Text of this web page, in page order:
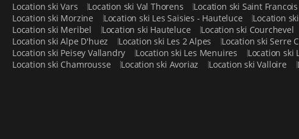
Location ski Vars Location ski Val Thorens
Location ski Saint
Location ski Morzine
Location ski Les Saisies - Hauteluce
Location
Location ski Meribel
Location ski Hauteluce Location ski Courchevel
Location ski Alpe D'huez
Location ski Les 2 Alpes
Location ski Serre
Location ski Peisey Vallandry
Location ski Les Menuires
Location ski
Location ski Chamrousse
Location ski Avoriaz Location ski Valloire